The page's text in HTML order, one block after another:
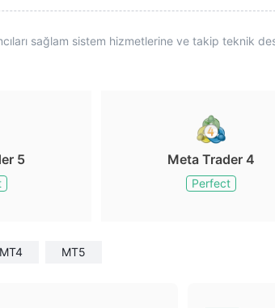
sağlam sistem hizmetlerine ve takip teknik
5 Meta Trader 4
Perfect
MT4 MT5